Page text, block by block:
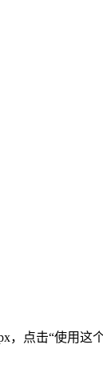
，点击“使用这